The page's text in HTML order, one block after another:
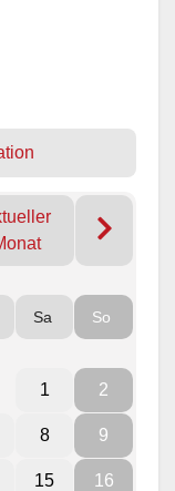
Sa So
1 2
8 9
15 16